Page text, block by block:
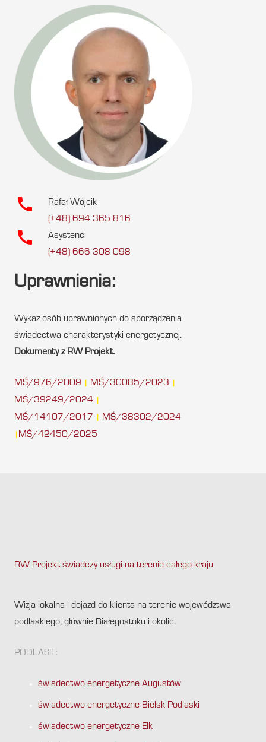
call
Rafał Wójcik
(+48) 694 365 816
call
Asystenci
(+48) 666 308 098
Uprawnienia:
Wykaz osób uprawnionych do sporządzenia
świadectwa charakterystyki energetycznej.
Dokumenty z RW Projekt.
MŚ/976/2009 MŚ/30085/2023
MŚ/39249/2024
MŚ/14107/2017 MŚ/38302/2024
MŚ/42450/2025
RW Projekt świadczy usługi na terenie całego kraju
Wizja lokalna i dojazd do klienta na terenie województwa
podlaskiego, głównie Białegostoku i okolic.
PODLASIE:
świadectwo energetyczne Augustów
świadectwo energetyczne Bielsk Podlaski
świadectwo energetyczne Ełk